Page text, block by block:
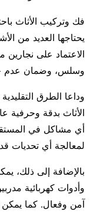
فك وتركيب الأثاث
يحتاجها العديد من
الاعتماد على
وسلس، وضمان عدم
وداعا الطرق
الأثاث بدقة وحرفية
أي مشاكل في
لمعالجة أي تحديات
بالإضافة إلى ذلك،
وأدوات كهربائية
آمن وفعال. كما